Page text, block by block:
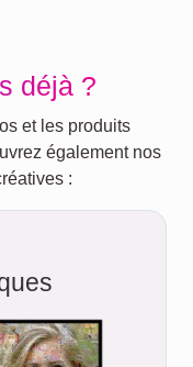
déjà ?
et les produits
également nos
: